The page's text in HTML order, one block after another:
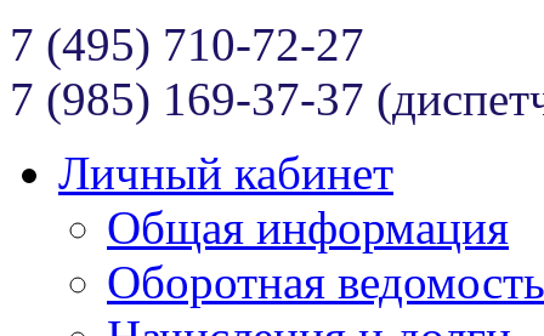
7 (495) 710-72-27
7 (985) 169-37-37
Личный кабинет
Общая информация
Оборотная ведомость